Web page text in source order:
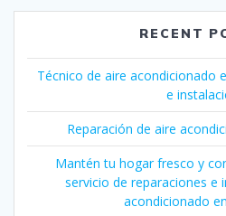
RECENT
Técnico de aire acondicionado
e
Reparación de aire
Mantén tu hogar fresco y
servicio de reparaciones e
acondicionado